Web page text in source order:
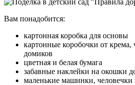
Вам понадобится:
картонная коробка для основы
картонные коробочки от крема,
домиков
цветная и белая бумага
забавные наклейки на окошки
маленькие машинки, человечки